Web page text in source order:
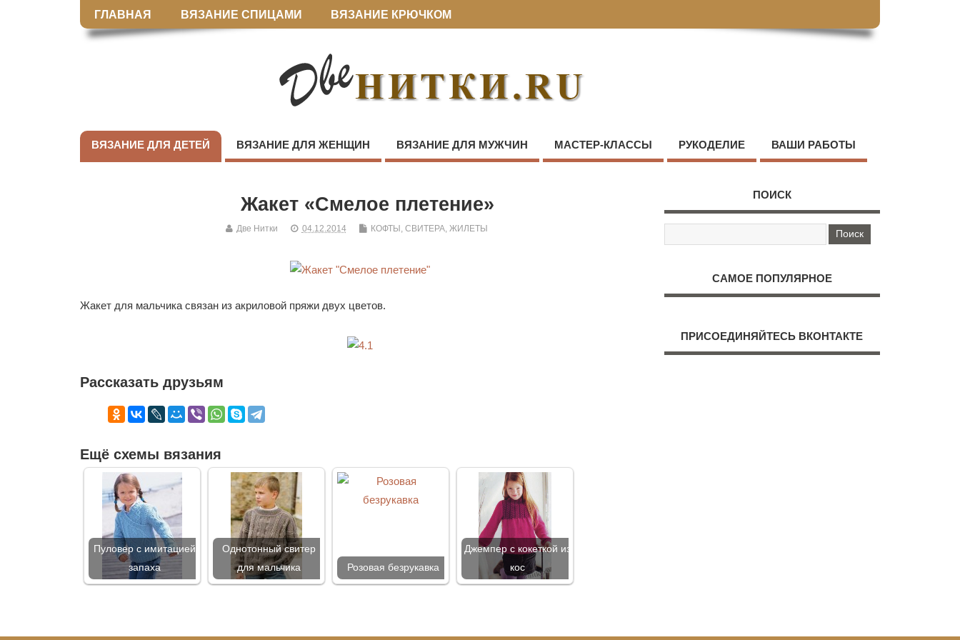
ГЛАВНАЯ ВЯЗАНИЕ СПИЦАМИ ВЯЗАНИЕ КРЮЧКОМ
ВЯЗАНИЕ ДЛЯ ДЕТЕЙ ВЯЗАНИЕ ДЛЯ ЖЕНЩИН ВЯЗАНИЕ ДЛЯ МУЖЧИН МАСТЕР-КЛАССЫ РУКОДЕЛИЕ ВАШИ РАБОТЫ
Жакет «Смелое плетение»
Две Нитки 04.12.2014 КОФТЫ, СВИТЕРА, ЖИЛЕТЫ
Жакет для мальчика связан из акриловой пряжи двух цветов.
Рассказать друзьям
Ещё схемы вязания
Пуловер с имитацией
запаха
Однотонный свитер
для мальчика
Розовая безрукавка
Джемпер с кокеткой из
кос
ПОИСК
САМОЕ ПОПУЛЯРНОЕ
ПРИСОЕДИНЯЙТЕСЬ ВКОНТАКТЕ